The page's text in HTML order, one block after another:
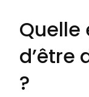
Quelle
d’être
?